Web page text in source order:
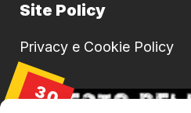
Site Policy
Privacy e Cookie Policy
30